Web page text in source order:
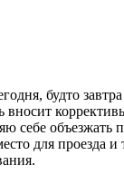
будто
себе
для проезда и